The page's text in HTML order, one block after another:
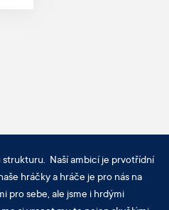
strukturu. Naší ambicí je prvotřídní
hráčky a hráče je pro nás na
pro sebe, ale jsme i hrdými